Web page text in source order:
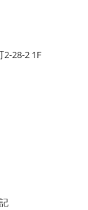
28-2 1F